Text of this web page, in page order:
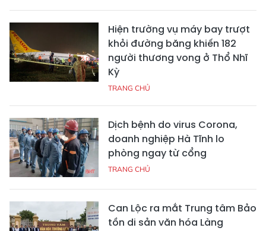
Hiện trường vụ máy bay trượt
khỏi đường băng khiến 182
người thương vong ở Thổ Nhĩ
Kỳ
TRANG CHỦ
Dịch bệnh do virus Corona,
doanh nghiệp Hà Tĩnh lo
phòng ngay từ cổng
TRANG CHỦ
Can Lộc ra mắt Trung tâm Bảo
tồn di sản văn hóa Làng